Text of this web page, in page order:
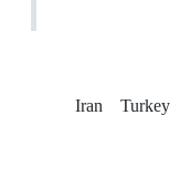
Iran Turkey